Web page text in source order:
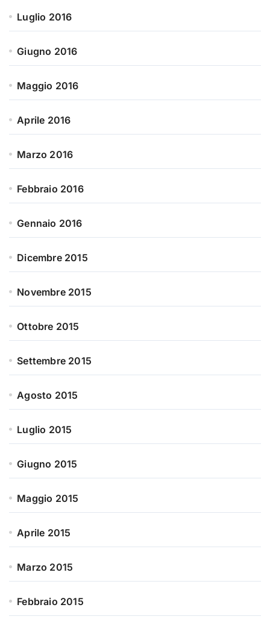
Luglio 2016
Giugno 2016
Maggio 2016
Aprile 2016
Marzo 2016
Febbraio 2016
Gennaio 2016
Dicembre 2015
Novembre 2015
Ottobre 2015
Settembre 2015
Agosto 2015
Luglio 2015
Giugno 2015
Maggio 2015
Aprile 2015
Marzo 2015
Febbraio 2015